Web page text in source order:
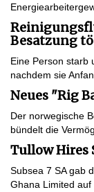
Besatzung
Eine Person starb
nachdem sie
Neues "Rig
Der norwegische
bündelt die
Tullow Hires
Subsea 7 SA gab
Ghana Limited